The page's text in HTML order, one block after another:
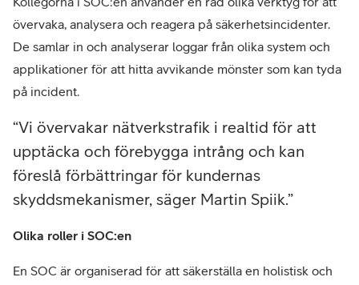
övervaka, analysera och reagera på säkerhetsincidenter.
De samlar in och analyserar loggar från olika system och
applikationer för att hitta avvikande mönster som kan tyda
på incident.
Vi övervakar nätverkstrafik i realtid för att
upptäcka och förebygga intrång och kan
föreslå förbättringar för kundernas
skyddsmekanismer, säger Martin Spiik.
Olika roller i SOC:en
En SOC är organiserad för att säkerställa en holistisk och